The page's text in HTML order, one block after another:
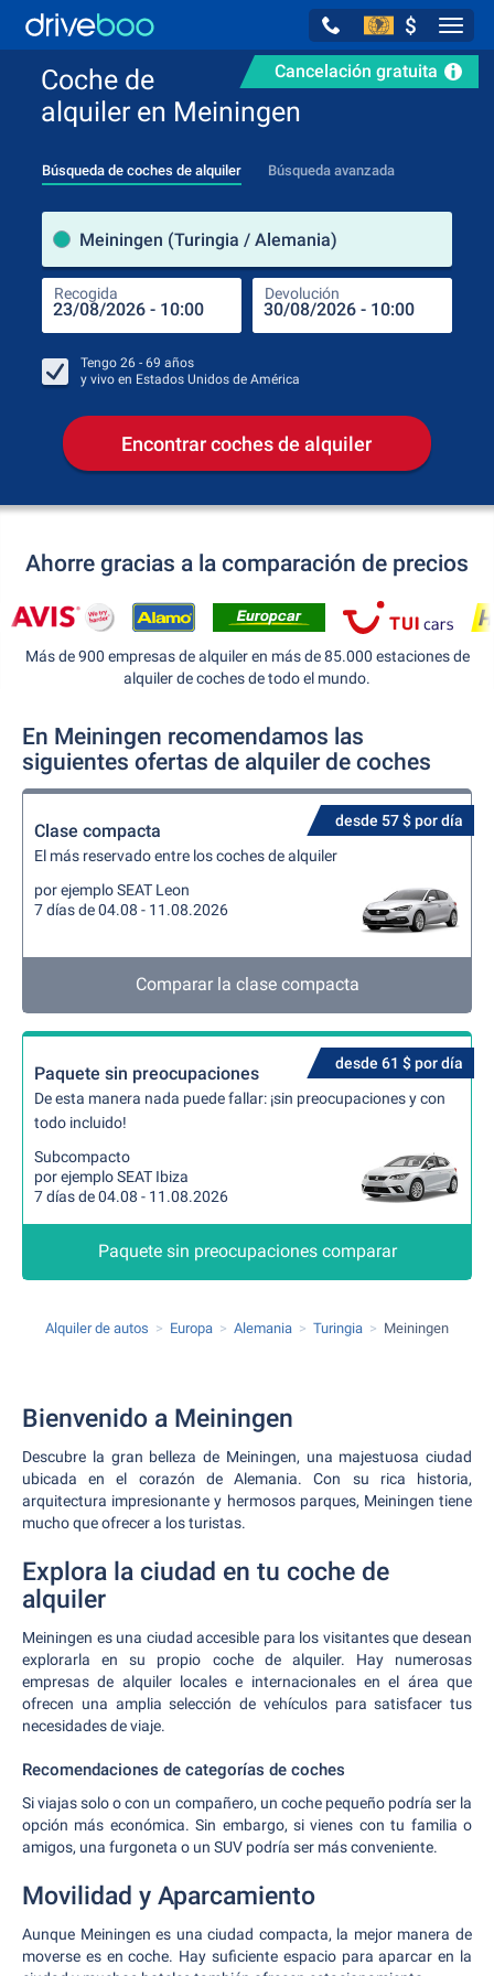
$
Cancelación gratuita
Coche de
alquiler en Meiningen
Búsqueda de coches de alquiler Búsqueda avanzada
Meiningen (Turingia / Alemania)
Recogida Devolución
Tengo 26 - 69 años
y vivo en Estados Unidos de América
Encontrar coches de alquiler
Ahorre gracias a la comparación de precios
Más de 900 empresas de alquiler en más de 85.000 estaciones de
alquiler de coches de todo el mundo.
En Meiningen recomendamos las
siguientes ofertas de alquiler de coches
desde 57 $ por día
Clase compacta
El más reservado entre los coches de alquiler
por ejemplo SEAT Leon
7 días de 04.08 - 11.08.2026
Comparar la clase compacta
desde 61 $ por día
Paquete sin preocupaciones
De esta manera nada puede fallar: ¡sin preocupaciones y con
todo incluido!
Subcompacto
por ejemplo SEAT Ibiza
7 días de 04.08 - 11.08.2026
Paquete sin preocupaciones comparar
Alquiler de autos Europa Alemania Turingia Meiningen
Bienvenido a Meiningen
Descubre la gran belleza de Meiningen, una majestuosa ciudad
ubicada en el corazón de Alemania. Con su rica historia,
arquitectura impresionante y hermosos parques, Meiningen tiene
mucho que ofrecer a los turistas.
Explora la ciudad en tu coche de
alquiler
Meiningen es una ciudad accesible para los visitantes que desean
explorarla en su propio coche de alquiler. Hay numerosas
empresas de alquiler locales e internacionales en el área que
ofrecen una amplia selección de vehículos para satisfacer tus
necesidades de viaje.
Recomendaciones de categorías de coches
Si viajas solo o con un compañero, un coche pequeño podría ser la
opción más económica. Sin embargo, si vienes con tu familia o
amigos, una furgoneta o un SUV podría ser más conveniente.
Movilidad y Aparcamiento
Aunque Meiningen es una ciudad compacta, la mejor manera de
moverse es en coche. Hay suficiente espacio para aparcar en la